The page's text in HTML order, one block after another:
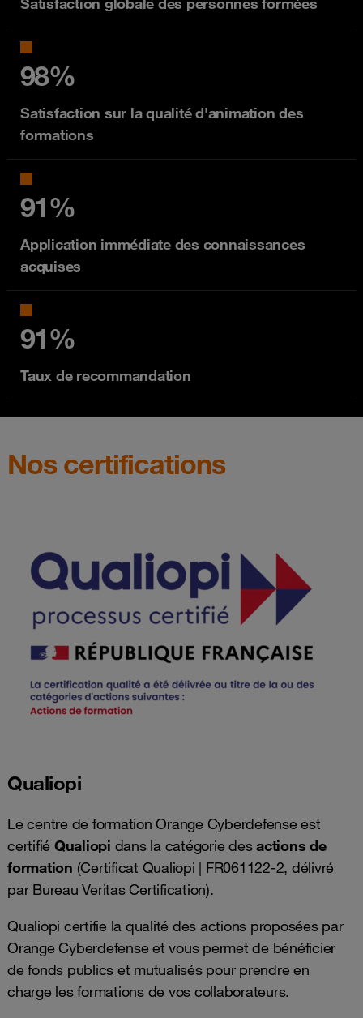
98%
Satisfaction sur la qualité d'animation des
formations
91%
Application immédiate des connaissances
acquises
91%
Taux de recommandation
Nos certifications
Qualiopi
Le centre de formation Orange Cyberdefense est
certifié Qualiopi dans la catégorie desactions de
formation (Certificat Qualiopi | FR061122-2, délivré
par Bureau Veritas Certification).
Qualiopi certifie la qualité des actions proposées par
Orange Cyberdefense et vous permet de bénéficier
de fonds publics et mutualisés pour prendre en
charge les formations de vos collaborateurs.